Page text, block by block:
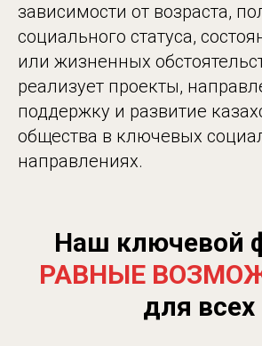
зависимости от возраста,
социального статуса,
или жизненных
реализует проекты,
поддержку и развитие
общества в ключевых
направлениях.
Наш ключевой
РАВНЫЕ
для всех